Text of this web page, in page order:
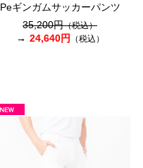
Peギンガムサッカーパンツ
35,200円（税込）
24,640円 （税込）